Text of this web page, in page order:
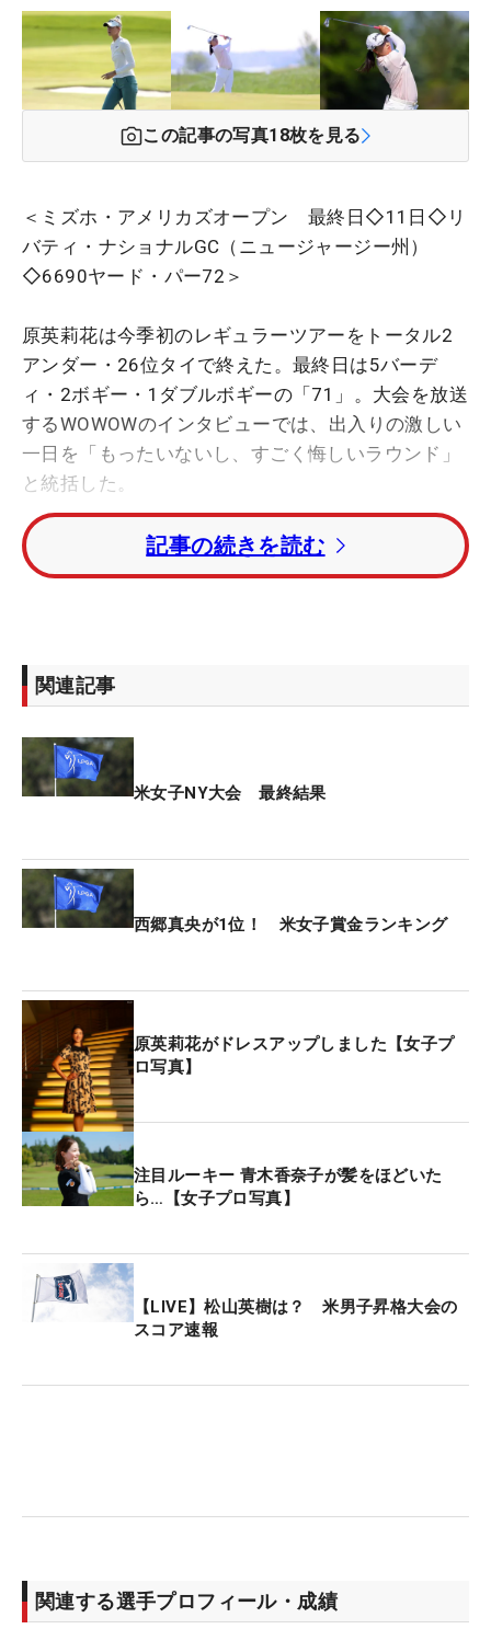
この記事の写真18枚を見る
＜ミズホ・アメリカズオープン 最終日◇11日◇リ
バティ・ナショナルGC（ニュージャージー州）
◇6690ヤード・パー72＞
原英莉花は今季初のレギュラーツアーをトータル2
アンダー・26位タイで終えた。最終日は5バーデ
ィ・2ボギー・1ダブルボギーの「71」。大会を放送
するWOWOWのインタビューでは、出入りの激しい
一日を「もったいないし、すごく悔しいラウンド」
と統括した。
10番では幸先良くバーディ発進。「エンジンがかか
っていた。18番もいいパーセーブでした」と前半を
ー5で落とし穴が待っていた。
きく右に曲がり、そのまま池に吸い込まれた。「ま
さかの6番で池に入れるという…。自分の中でも想定
「しっかりパッティングを決めていた中で、防げた
ミスだった。とても悔しく思います」と唇をかん
味の悪いフィニッシュとなった。
それでも、レギュラーツアーで4日間を戦い抜いた
ことには手応えもある。「とても記憶に残る、刺激
的な一週間でした。たくさんミスもあったけど、い
い部分もあった。この収穫を結果につなげていける
ように、準備していきます」と前を向いた。
「ツアーがある週はすべて出場しようと思っていま
す」と、精力的に実戦を重ねていく。目標とする来
季のレギュラーツアーカード獲得へ、今回の経験が
記事の続きを読む
関連記事
米女子NY大会 最終結果
西郷真央が1位！ 米女子賞金ランキング
原英莉花がドレスアップしました【女子プ
ロ写真】
注目ルーキー 青木香奈子が髪をほどいた
ら…【女子プロ写真】
【LIVE】松山英樹は？ 米男子昇格大会の
スコア速報
関連する選手プロフィール・成績